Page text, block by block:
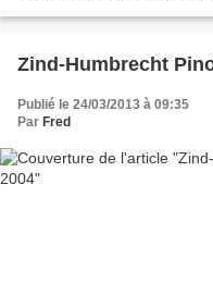
Zind-Humbrecht
Publié le 24/03/2013 à 09:35
Par Fred